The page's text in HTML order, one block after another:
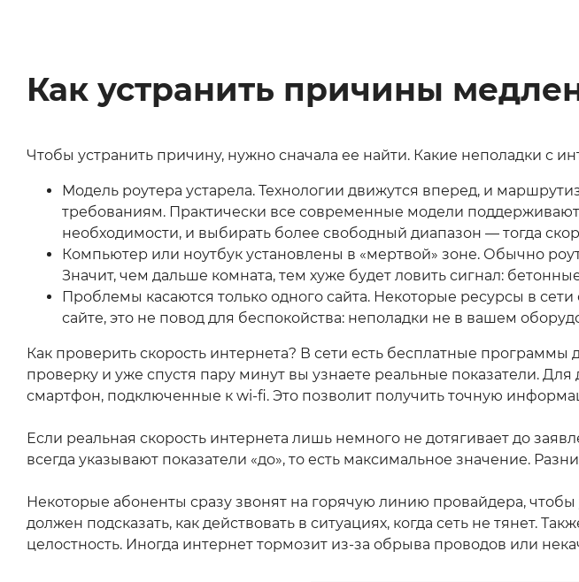
Как устранить причины
Чтобы устранить причину, нужно сначала ее найти. Какие неполадки с
Модель роутера устарела. Технологии движутся вперед, и
требованиям. Практически все современные модели
необходимости, и выбирать более свободный диапазон — тогда
Компьютер или ноутбук установлены в «мертвой» зоне. Обычно
Значит, чем дальше комната, тем хуже будет ловить сигнал:
Проблемы касаются только одного сайта. Некоторые ресурсы в
сайте, это не повод для беспокойства: неполадки не в вашем
Как проверить скорость интернета? В сети есть бесплатные
проверку и уже спустя пару минут вы узнаете реальные показатели.
смартфон, подключенные к wi-fi. Это позволит получить точную
Если реальная скорость интернета лишь немного не дотягивает до
всегда указывают показатели «до», то есть максимальное значение.
Некоторые абоненты сразу звонят на горячую линию провайдера, чтобы
должен подсказать, как действовать в ситуациях, когда сеть не тянет.
целостность. Иногда интернет тормозит из-за обрыва проводов или